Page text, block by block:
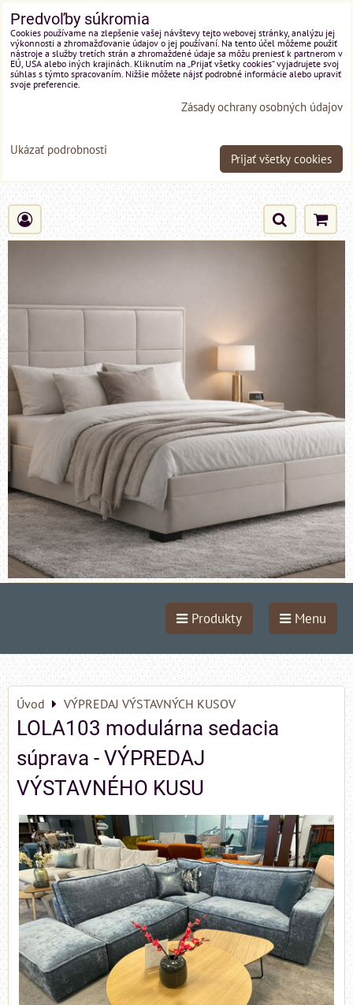
Produkty Menu
Úvod VÝPREDAJ VÝSTAVNÝCH KUSOV
LOLA103 modulárna sedacia
súprava - VÝPREDAJ
VÝSTAVNÉHO KUSU
Predvoľby súkromia
Cookies používame na zlepšenie vašej návštevy tejto webovej stránky, analýzu jej
výkonnosti a zhromažďovanie údajov o jej používaní. Na tento účel môžeme použiť
nástroje a služby tretích strán a zhromaždené údaje sa môžu preniesť k partnerom v
EÚ, USA alebo iných krajinách. Kliknutím na „Prijať všetky cookies“ vyjadrujete svoj
súhlas s týmto spracovaním. Nižšie môžete nájsť podrobné informácie alebo upraviť
svoje preferencie.
Zásady ochrany osobných údajov
Ukázať podrobnosti
Prijať všetky cookies